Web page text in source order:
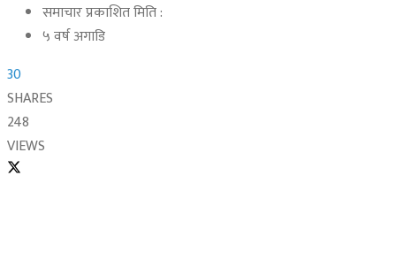
समाचार प्रकाशित मिति :
५ वर्ष अगाडि
30
SHARES
248
VIEWS